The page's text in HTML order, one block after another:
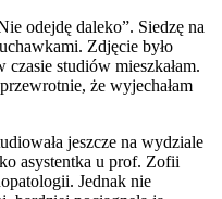
odejdę daleko”. Siedzę na
Zdjęcie było
studiów mieszkałam.
że wyjechałam
jeszcze na wydziale
asystentka u prof. Zofii
Jednak nie